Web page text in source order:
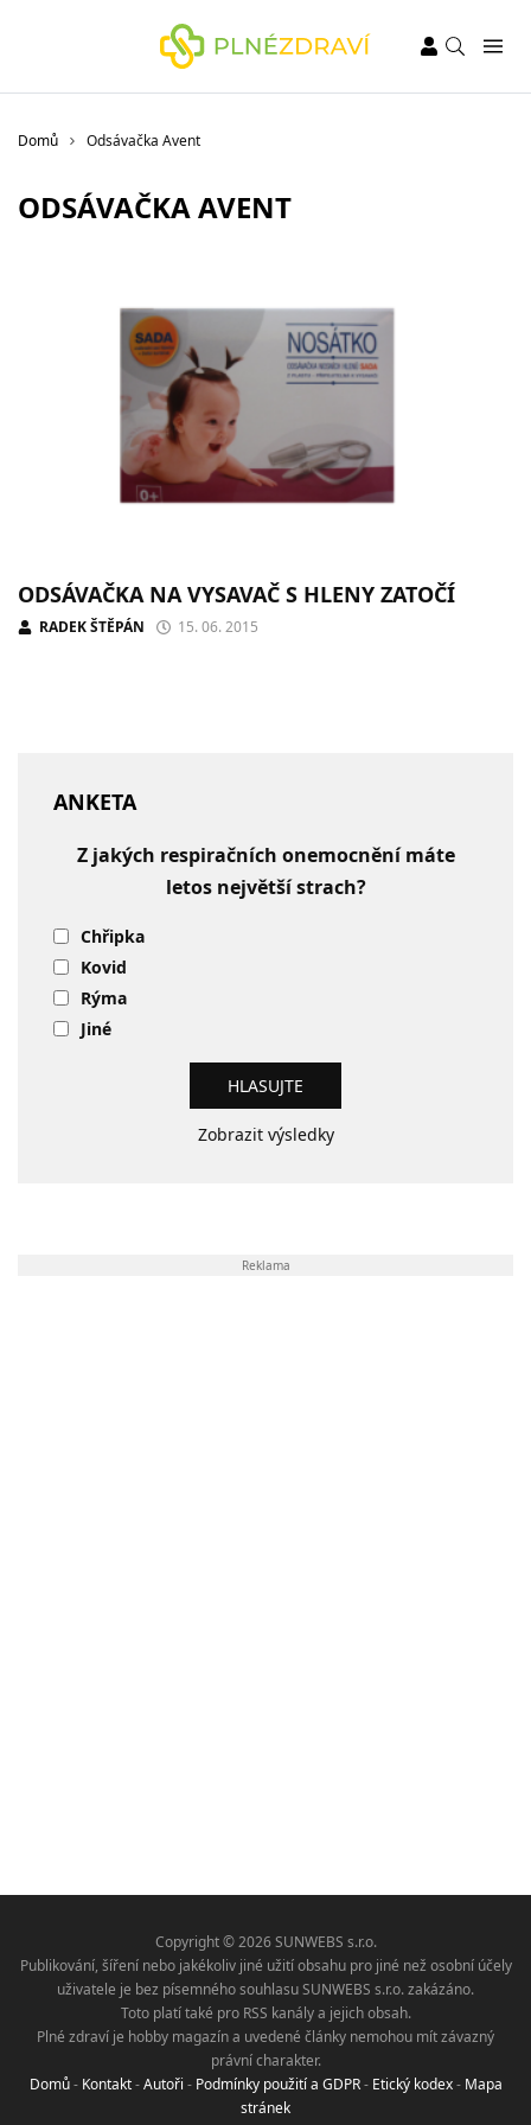
Domů Odsávačka Avent
ODSÁVAČKA AVENT
ODSÁVAČKA NA VYSAVAČ S HLENY ZATOČÍ
RADEK ŠTĚPÁN 15. 06. 2015
ANKETA
Z jakých respiračních onemocnění máte
letos největší strach?
Chřipka
Kovid
Rýma
Jiné
Zobrazit výsledky
Reklama
Copyright © 2026 SUNWEBS s.r.o.
Publikování, šíření nebo jakékoliv jiné užití obsahu pro jiné než osobní účely
uživatele je bez písemného souhlasu SUNWEBS s.r.o. zakázáno.
Toto platí také pro RSS kanály a jejich obsah.
Plné zdraví je hobby magazín a uvedené články nemohou mít závazný
právní charakter.
Domů- Kontakt-Autoři - Podmínky použití a GDPR- Etický kodex- Mapa
stránek